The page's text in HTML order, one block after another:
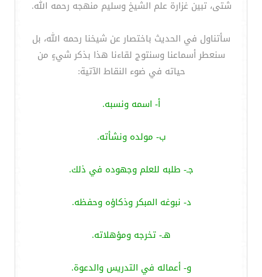
شتى، تبين غزارة علم الشيخ وسليم منهجه رحمه الله.
سأتناول في الحديث باختصار عن شيخنا رحمه الله، بل
سنعطر أسماعنا وسنتوج لقاءنا هذا بذكر شيءٍ من
حياته في ضوء النقاط الآتية:
أ- اسمه ونسبه.
ب- مولده ونشأته.
جـ- طلبه للعلم وجهوده في ذلك.
د- نبوغه المبكر وذكاؤه وحفظه.
هـ- تخرجه ومؤهلاته.
و- أعماله في التدريس والدعوة.